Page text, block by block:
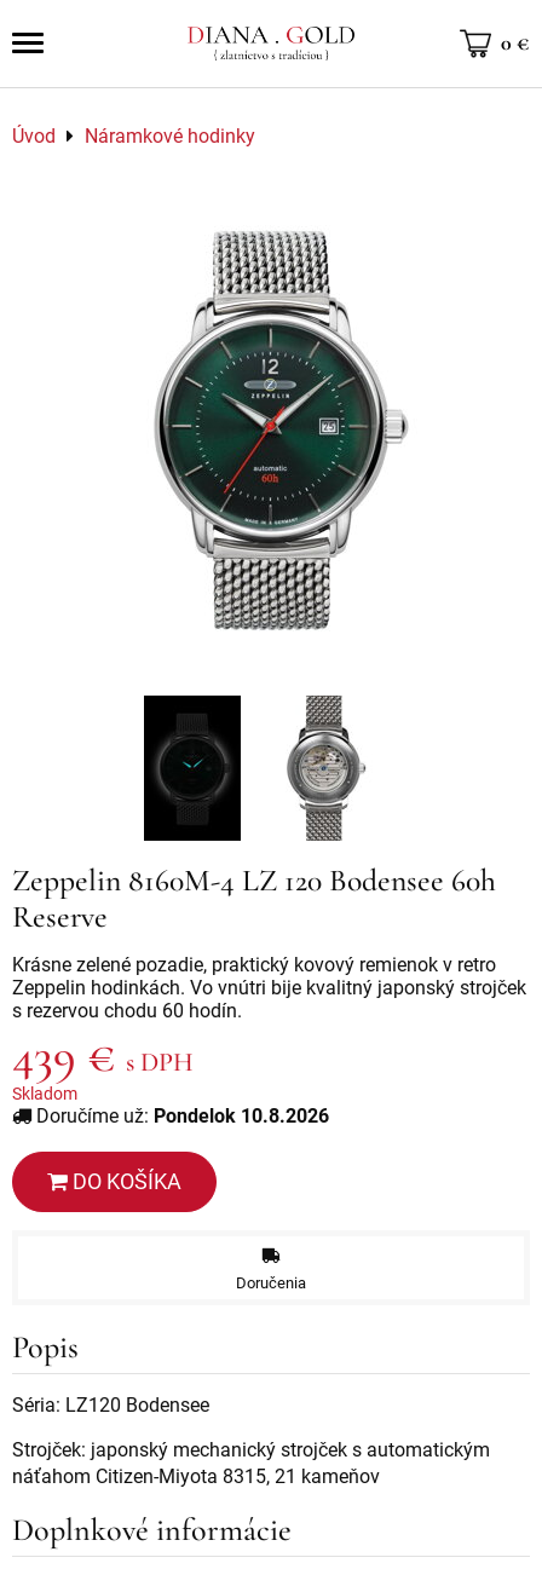
0 €
Úvod Náramkové hodinky
Zeppelin 8160M-4 LZ 120 Bodensee 60h
Reserve
Krásne zelené pozadie, praktický kovový remienok v retro
Zeppelin hodinkách. Vo vnútri bije kvalitný japonský strojček
s rezervou chodu 60 hodín.
439 € s DPH
Skladom
Doručíme už: Pondelok 10.8.2026
DO KOŠÍKA
Doručenia
Popis
Séria: LZ120 Bodensee
Strojček: japonský mechanický strojček s automatickým
náťahom Citizen-Miyota 8315, 21 kameňov
Doplnkové informácie